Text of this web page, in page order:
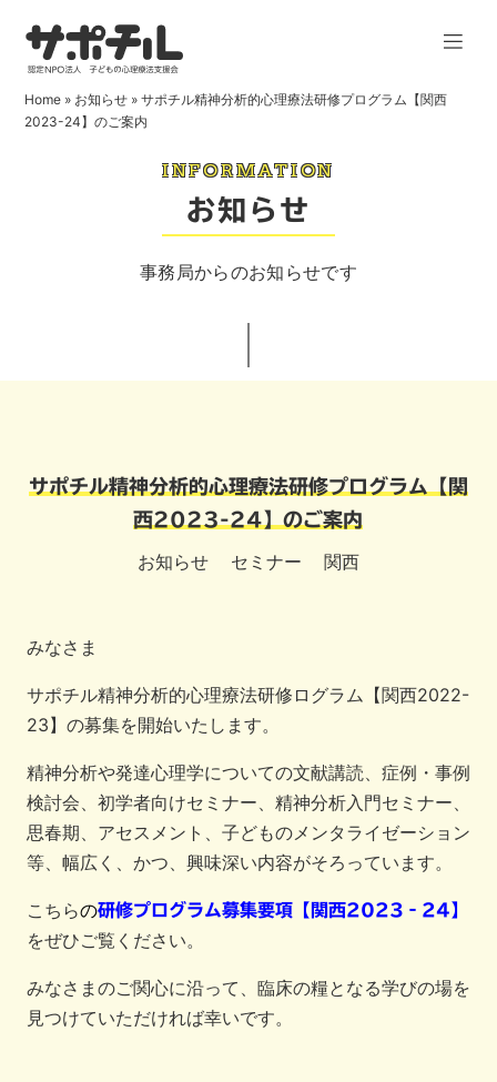
Home » お知らせ »サポチル精神分析的心理療法研修プログラム【関西
2023-24】のご案内
お知らせ
INFORMATION
事務局からのお知らせです
サポチル精神分析的心理療法研修プログラム【関
西2023-24】のご案内
お知らせ セミナー 関西
みなさま
サポチル精神分析的心理療法研修ログラム【関西2022-
23】の募集を開始いたします。
精神分析や発達心理学についての文献講読、症例・事例
検討会、初学者向けセミナー、精神分析入門セミナー、
思春期、アセスメント、子どものメンタライゼーション
等、幅広く、かつ、興味深い内容がそろっています。
こちらの研修プログラム募集要項【関西2023‐24】
をぜひご覧ください。
みなさまのご関心に沿って、臨床の糧となる学びの場を
見つけていただければ幸いです。